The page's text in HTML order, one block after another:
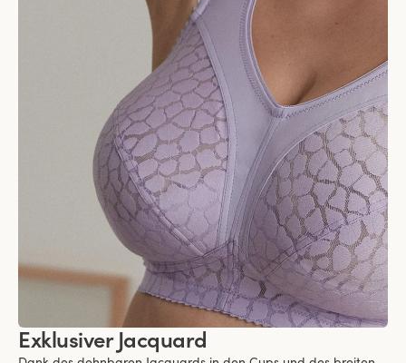
Exklusiver Jacquard